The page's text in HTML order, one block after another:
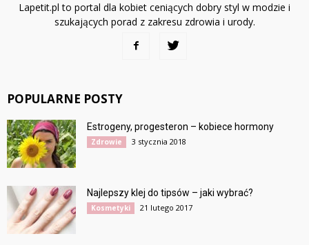
Lapetit.pl to portal dla kobiet ceniących dobry styl w modzie i
szukających porad z zakresu zdrowia i urody.
POPULARNE POSTY
Estrogeny, progesteron – kobiece hormony
Zdrowie 3 stycznia 2018
Najlepszy klej do tipsów – jaki wybrać?
Kosmetyki 21 lutego 2017